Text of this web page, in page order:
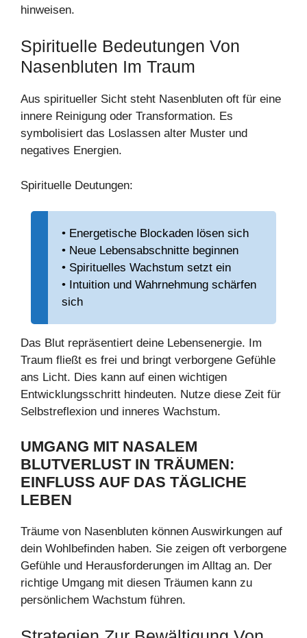
hinweisen.
Spirituelle Bedeutungen Von
Nasenbluten Im Traum
Aus spiritueller Sicht steht Nasenbluten oft für eine
innere Reinigung oder Transformation. Es
symbolisiert das Loslassen alter Muster und
negatives Energien.
Spirituelle Deutungen:
• Energetische Blockaden lösen sich
• Neue Lebensabschnitte beginnen
• Spirituelles Wachstum setzt ein
• Intuition und Wahrnehmung schärfen
sich
Das Blut repräsentiert deine Lebensenergie. Im
Traum fließt es frei und bringt verborgene Gefühle
ans Licht. Dies kann auf einen wichtigen
Entwicklungsschritt hindeuten. Nutze diese Zeit für
Selbstreflexion und inneres Wachstum.
UMGANG MIT NASALEM
BLUTVERLUST IN TRÄUMEN:
EINFLUSS AUF DAS TÄGLICHE
LEBEN
Träume von Nasenbluten können Auswirkungen auf
dein Wohlbefinden haben. Sie zeigen oft verborgene
Gefühle und Herausforderungen im Alltag an. Der
richtige Umgang mit diesen Träumen kann zu
persönlichem Wachstum führen.